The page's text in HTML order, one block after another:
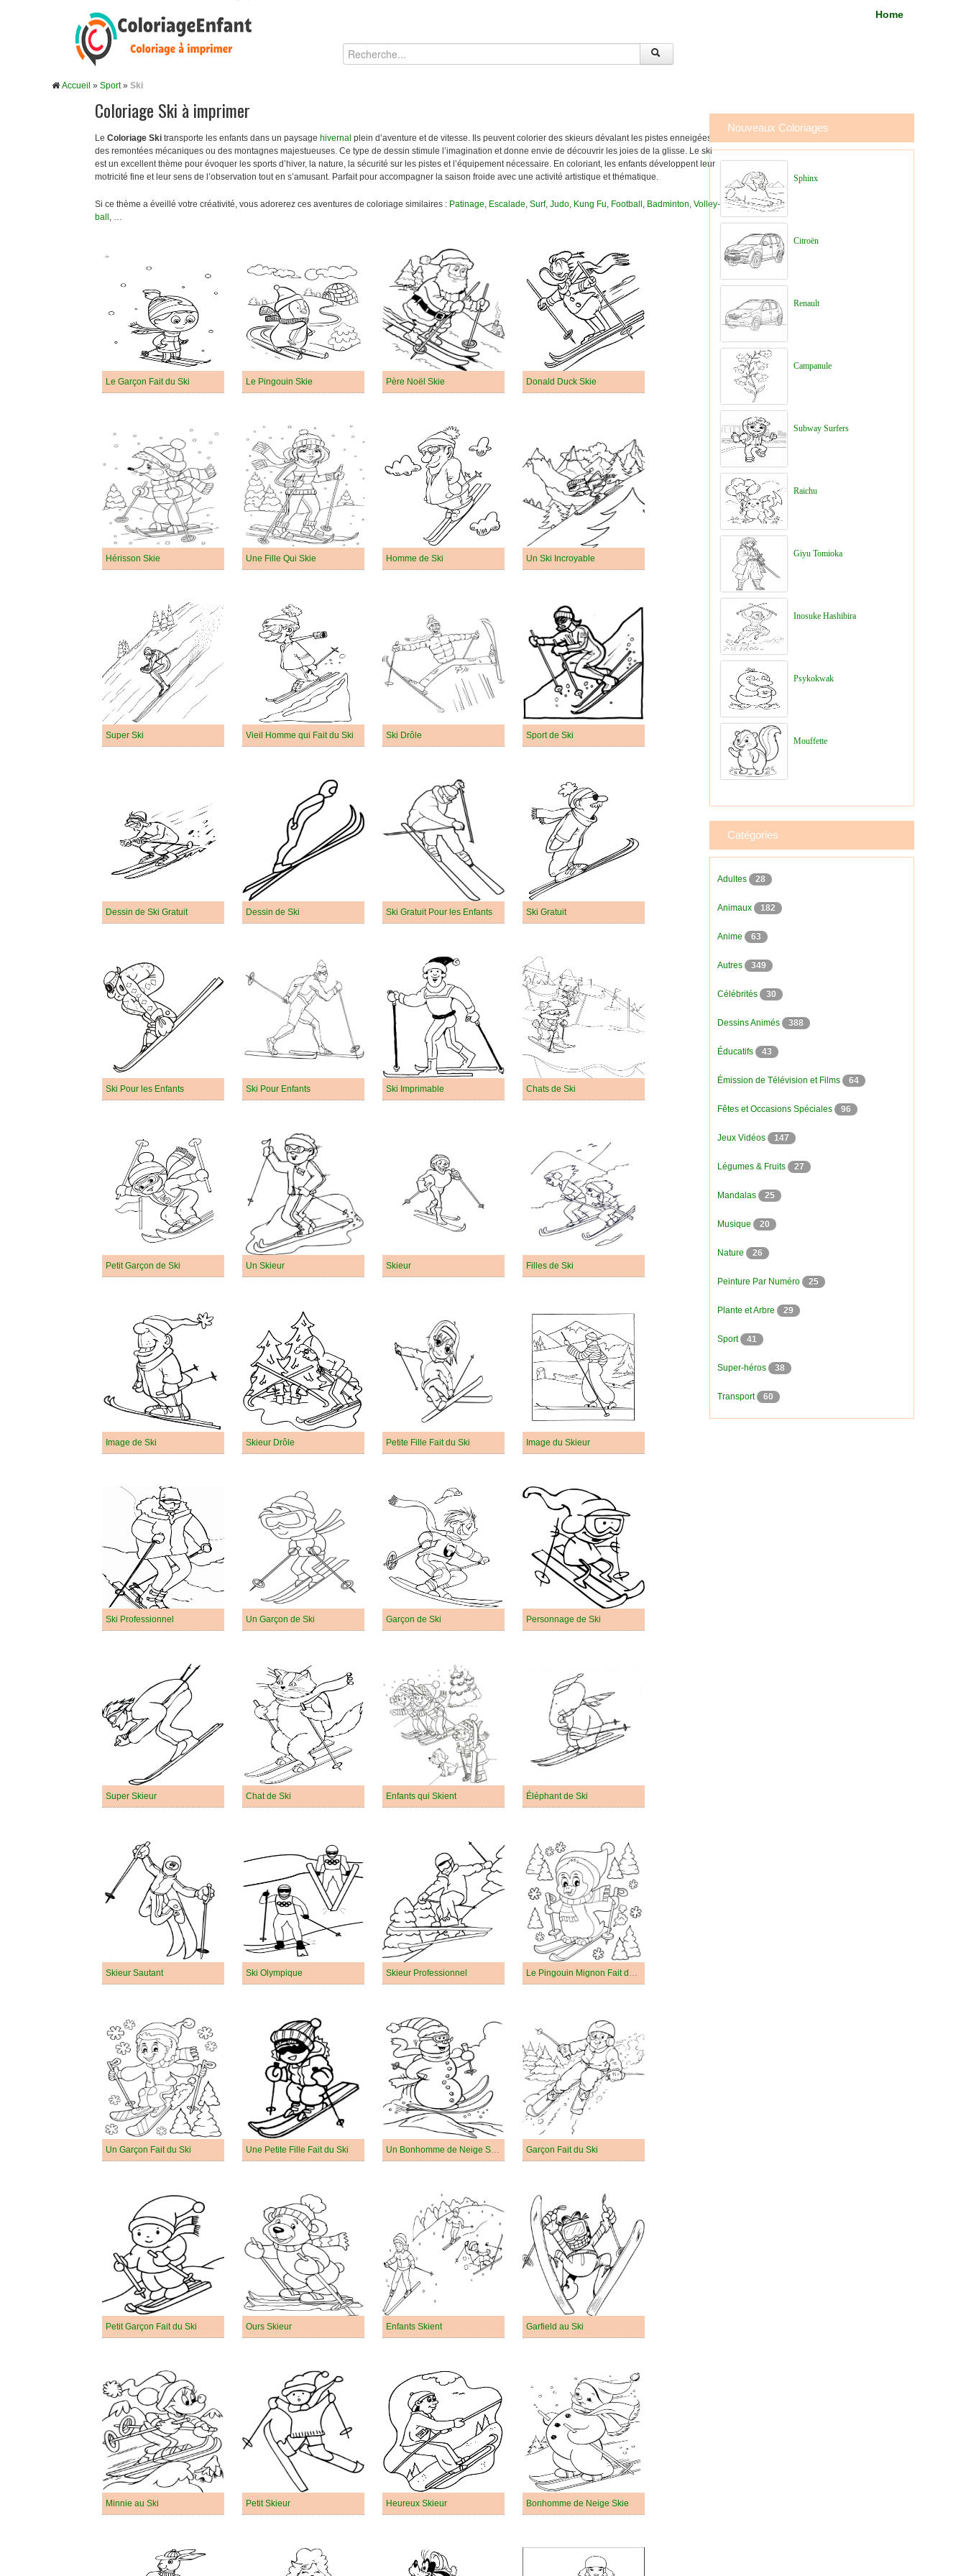
Home
Accueil » Sport» Ski
Coloriage Ski à imprimer
Le Coloriage Ski transporte les enfants dans un paysage hivernal plein d’aventure et de vitesse. Ils peuvent colorier des skieurs dévalant les pistes enneigées,
des remontées mécaniques ou des montagnes majestueuses. Ce type de dessin stimule l’imagination et donne envie de découvrir les joies de la glisse. Le ski
est un excellent thème pour évoquer les sports d’hiver, la nature, la sécurité sur les pistes et l’équipement nécessaire. En coloriant, les enfants développent leur
motricité fine et leur sens de l’observation tout en s’amusant. Parfait pour accompagner la saison froide avec une activité artistique et thématique.
Si ce thème a éveillé votre créativité, vous adorerez ces aventures de coloriage similaires : Patinage, Escalade, Surf, Judo, Kung Fu, Football , Badminton, Volley-
ball , …
Le Garçon Fait du Ski Le Pingouin Skie Père Noël Skie Donald Duck Skie
Hérisson Skie Une Fille Qui Skie Homme de Ski Un Ski Incroyable
Super Ski Vieil Homme qui Fait du Ski Ski Drôle Sport de Ski
Dessin de Ski Gratuit Dessin de Ski Ski Gratuit Pour les Enfants Ski Gratuit
Ski Pour les Enfants Ski Pour Enfants Ski Imprimable Chats de Ski
Petit Garçon de Ski Un Skieur Skieur Filles de Ski
Image de Ski Skieur Drôle Petite Fille Fait du Ski Image du Skieur
Ski Professionnel Un Garçon de Ski Garçon de Ski Personnage de Ski
Super Skieur Chat de Ski Enfants qui Skient Éléphant de Ski
Skieur Sautant Ski Olympique Skieur Professionnel Le Pingouin Mignon Fait du Ski
Un Garçon Fait du Ski Une Petite Fille Fait du Ski Un Bonhomme de Neige Skie Garçon Fait du Ski
Petit Garçon Fait du Ski Ours Skieur Enfants Skient Garfield au Ski
Minnie au Ski Petit Skieur Heureux Skieur Bonhomme de Neige Skie
Nouveaux Coloriages
Sphinx
Citroën
Renault
Campanule
Subway Surfers
Raichu
Giyu Tomioka
Inosuke Hashibira
Psykokwak
Mouffette
Catégories
Adultes 28
Animaux 182
Anime 63
Autres 349
Célébrités 30
Dessins Animés 388
Éducatifs 43
Émission de Télévision et Films 64
Fêtes et Occasions Spéciales 96
Jeux Vidéos 147
Légumes & Fruits 27
Mandalas 25
Musique 20
Nature 26
Peinture Par Numéro 25
Plante et Arbre 29
Sport 41
Super-héros 38
Transport 60